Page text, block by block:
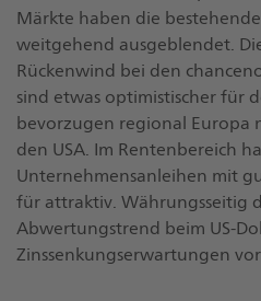
Märkte haben die
weitgehend ausgeblendet.
Rückenwind bei den
sind etwas optimistischer für
bevorzugen regional Europa
den USA. Im Rentenbereich
Unternehmensanleihen mit
für attraktiv. Währungsseitig
Abwertungstrend beim US-
Zinssenkungserwartungen